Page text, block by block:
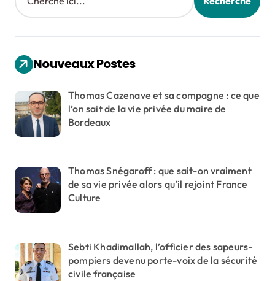
Nouveaux Postes
Thomas Cazenave et sa compagne : ce que
l’on sait de la vie privée du maire de
Bordeaux
Thomas Snégaroff : que sait-on vraiment
de sa vie privée alors qu’il rejoint France
Culture
Sebti Khadimallah, l’officier des sapeurs-
pompiers devenu porte-voix de la sécurité
civile française